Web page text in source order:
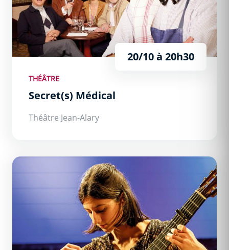
20/10 à 20h30
THÉÂTRE
Secret(s) Médical
Théâtre Jean-Alary
Atmosphère Poétique